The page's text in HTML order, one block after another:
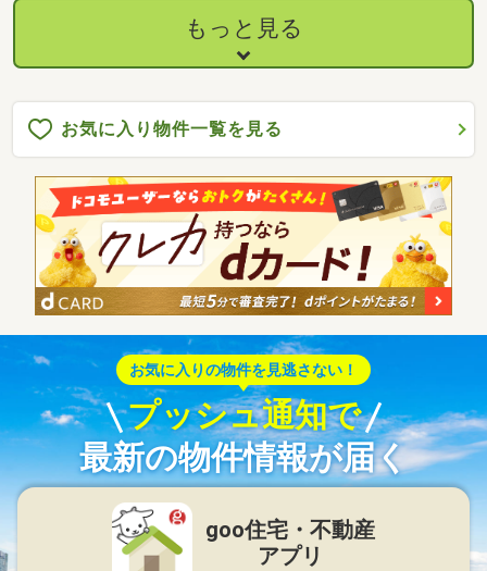
もっと見る
お気に入り物件一覧を見る
お気に入りの物件を見逃さない！
プッシュ通知で
最新の物件情報が届く
goo住宅・不動産
アプリ